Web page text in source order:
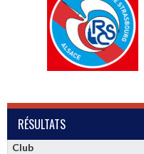
RÉSULTATS
Club